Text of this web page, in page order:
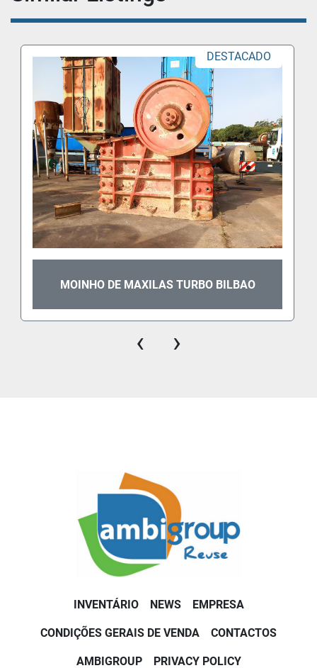
DESTACADO
MOINHO DE MAXILAS TURBO BILBAO
‹ ›
INVENTÁRIO NEWS EMPRESA
CONDIÇÕES GERAIS DE VENDA CONTACTOS
AMBIGROUP PRIVACY POLICY